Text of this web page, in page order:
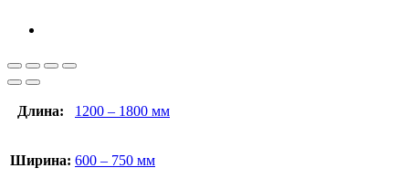
Длина: 1200 – 1800 мм
Ширина: 600 – 750 мм